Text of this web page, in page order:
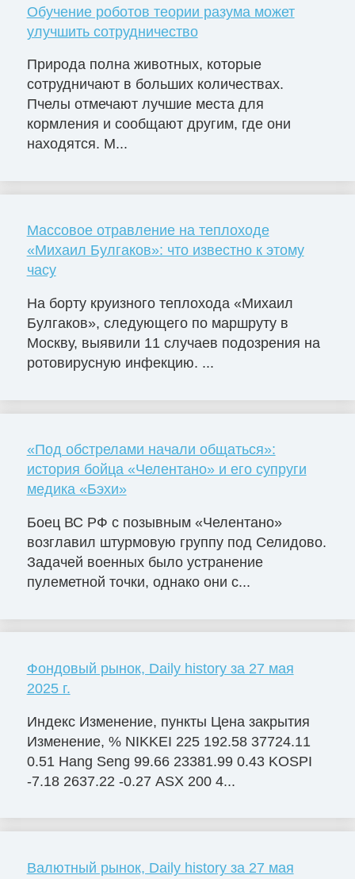
Обучение роботов теории разума может
улучшить сотрудничество
Природа полна животных, которые
сотрудничают в больших количествах.
Пчелы отмечают лучшие места для
кормления и сообщают другим, где они
находятся. М...
Массовое отравление на теплоходе
«Михаил Булгаков»: что известно к этому
часу
На борту круизного теплохода «Михаил
Булгаков», следующего по маршруту в
Москву, выявили 11 случаев подозрения на
ротовирусную инфекцию. ...
«Под обстрелами начали общаться»:
история бойца «Челентано» и его супруги
медика «Бэхи»
Боец ВС РФ с позывным «Челентано»
возглавил штурмовую группу под Селидово.
Задачей военных было устранение
пулеметной точки, однако они с...
Фондовый рынок, Daily history за 27 мая
2025 г.
Индекс Изменение, пункты Цена закрытия
Изменение, % NIKKEI 225 192.58 37724.11
0.51 Hang Seng 99.66 23381.99 0.43 KOSPI
-7.18 2637.22 -0.27 ASX 200 4...
Валютный рынок, Daily history за 27 мая